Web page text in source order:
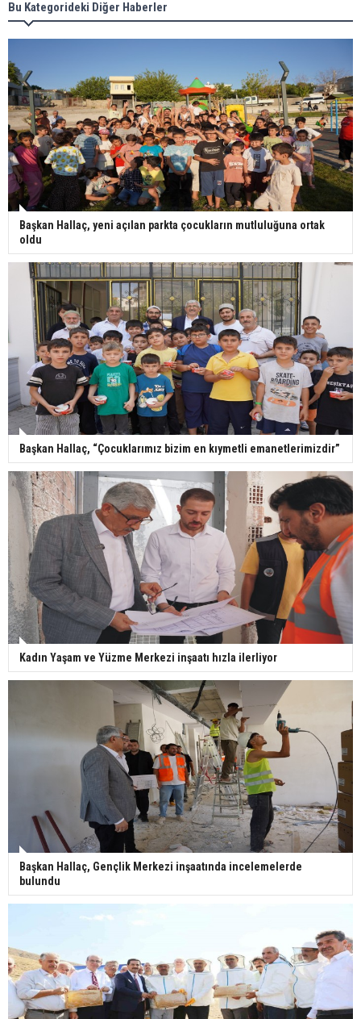
Bu Kategorideki Diğer Haberler
Başkan Hallaç, yeni açılan parkta çocukların mutluluğuna ortak
oldu
Başkan Hallaç, “Çocuklarımız bizim en kıymetli emanetlerimizdir”
Kadın Yaşam ve Yüzme Merkezi inşaatı hızla ilerliyor
Başkan Hallaç, Gençlik Merkezi inşaatında incelemelerde
bulundu